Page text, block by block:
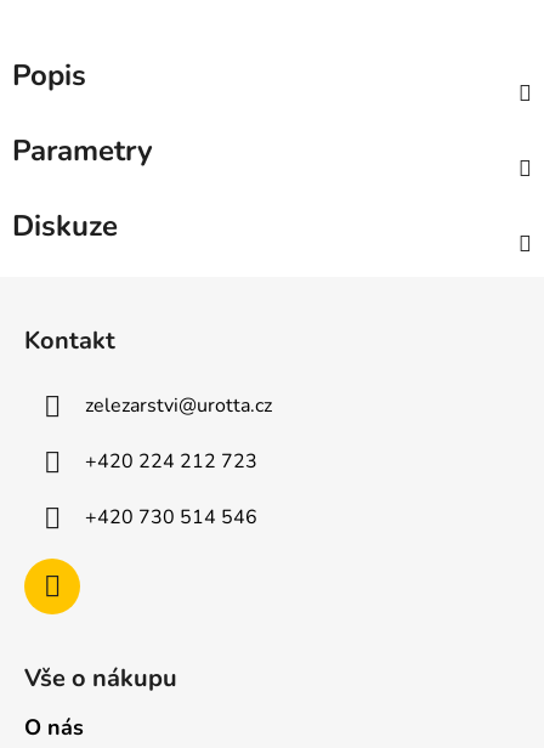
Popis
Parametry
Diskuze
Kontakt
zelezarstvi@urotta.cz
+420 224 212 723
+420 730 514 546
Vše o nákupu
O nás